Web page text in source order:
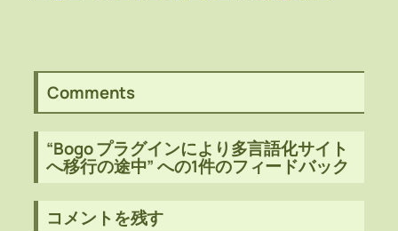
Comments
“Bogo プラグインにより多言語化サイト
へ移行の途中” への1件のフィードバック
コメントを残す